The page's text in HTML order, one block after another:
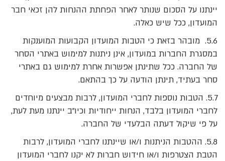
יינתנו על הסכום שנותר לאחר הפחתת ההנחות להן זכאי חבר
המועדון, ככל שיש כאלה.
5.6. מובהר בזאת כי הטבות המועדון הקבועות המוענקות
במסגרת החברות במועדון, אינן ניתנות למימוש באתרי הסחר
של החברה. ככל שתינתן אפשרות אחרת למימוש גם באתרי
סחר בעתיד, תינתן הודעה על כך בהתאם.
5.7. הטבות נוספות לחברי המועדון, לרבות מבצעים מיוחדים
לחברי המועדון בלבד, הנחות ייחודיות וכיו"ב יינתנו מעת לעת,
על פי שיקול דעתה הבלעדי של החברה.
5.8. ההטבות הניתנות ו/או שיינתנו לחברי המועדון, לרבות
הטבת הצטרפות ו/או חידוש חברות לא יקנו לחברי המועדון